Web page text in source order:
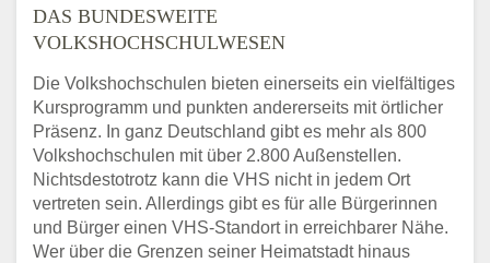
DAS BUNDESWEITE
VOLKSHOCHSCHULWESEN
Die Volkshochschulen bieten einerseits ein vielfältiges
Kursprogramm und punkten andererseits mit örtlicher
Präsenz. In ganz Deutschland gibt es mehr als 800
Volkshochschulen mit über 2.800 Außenstellen.
Nichtsdestotrotz kann die VHS nicht in jedem Ort
vertreten sein. Allerdings gibt es für alle Bürgerinnen
und Bürger einen VHS-Standort in erreichbarer Nähe.
Wer über die Grenzen seiner Heimatstadt hinaus